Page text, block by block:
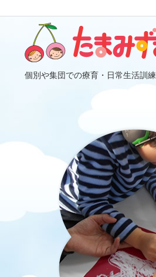
個別や集団での療育・日常生活訓